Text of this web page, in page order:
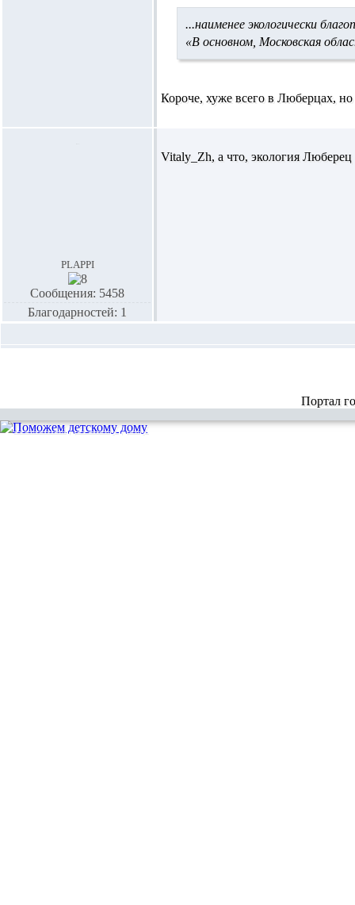
...наименее экологически
«В основном, Московская
Короче, хуже всего в Люберцах,
plappi
Сообщения: 5458
Благодарностей: 1
Vitaly_Zh, а что, экология Люберец
Портал